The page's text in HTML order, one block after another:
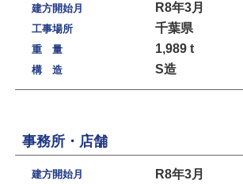
建方開始月 R8年3月
工事場所 千葉県
重 量 1,989 t
構 造 S造
事務所・店舗
建方開始月 R8年3月